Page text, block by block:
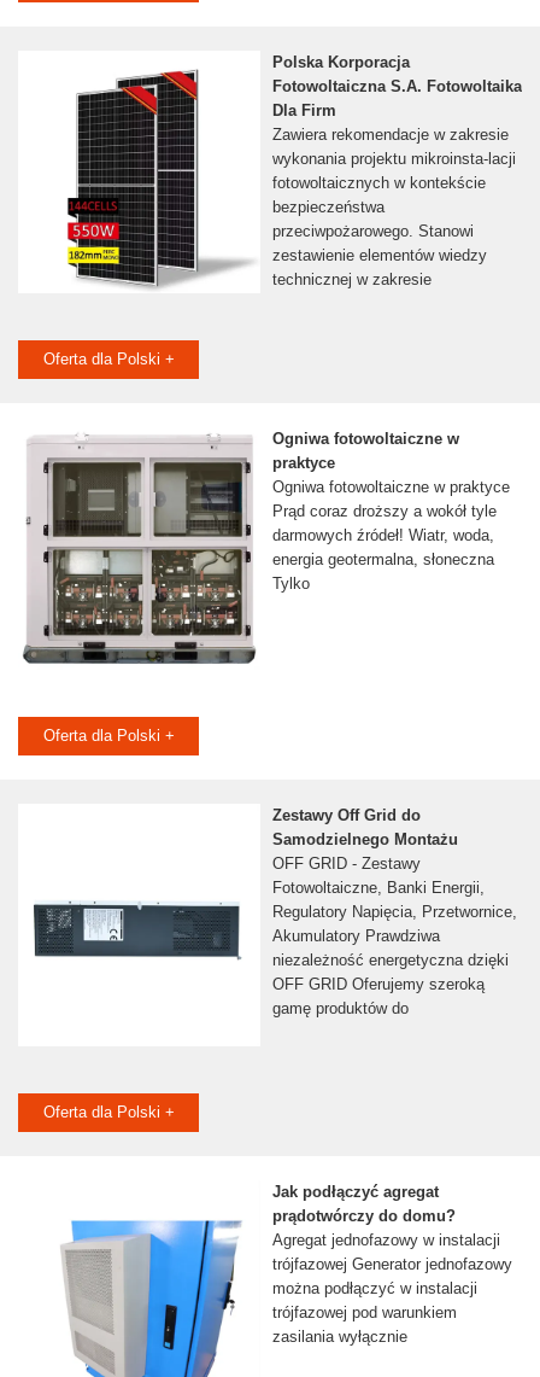
Polska Korporacja
Fotowoltaiczna S.A. Fotowoltaika
Dla Firm
Zawiera rekomendacje w zakresie
wykonania projektu mikroinsta-lacji
fotowoltaicznych w kontekście
bezpieczeństwa
przeciwpożarowego. Stanowi
zestawienie elementów wiedzy
technicznej w zakresie
Oferta dla Polski +
Ogniwa fotowoltaiczne w
praktyce
Ogniwa fotowoltaiczne w praktyce
Prąd coraz droższy a wokół tyle
darmowych źródeł! Wiatr, woda,
energia geotermalna, słoneczna
Tylko
Oferta dla Polski +
Zestawy Off Grid do
Samodzielnego Montażu
OFF GRID - Zestawy
Fotowoltaiczne, Banki Energii,
Regulatory Napięcia, Przetwornice,
Akumulatory Prawdziwa
niezależność energetyczna dzięki
OFF GRID Oferujemy szeroką
gamę produktów do
Oferta dla Polski +
Jak podłączyć agregat
prądotwórczy do domu?
Agregat jednofazowy w instalacji
trójfazowej Generator jednofazowy
można podłączyć w instalacji
trójfazowej pod warunkiem
zasilania wyłącznie